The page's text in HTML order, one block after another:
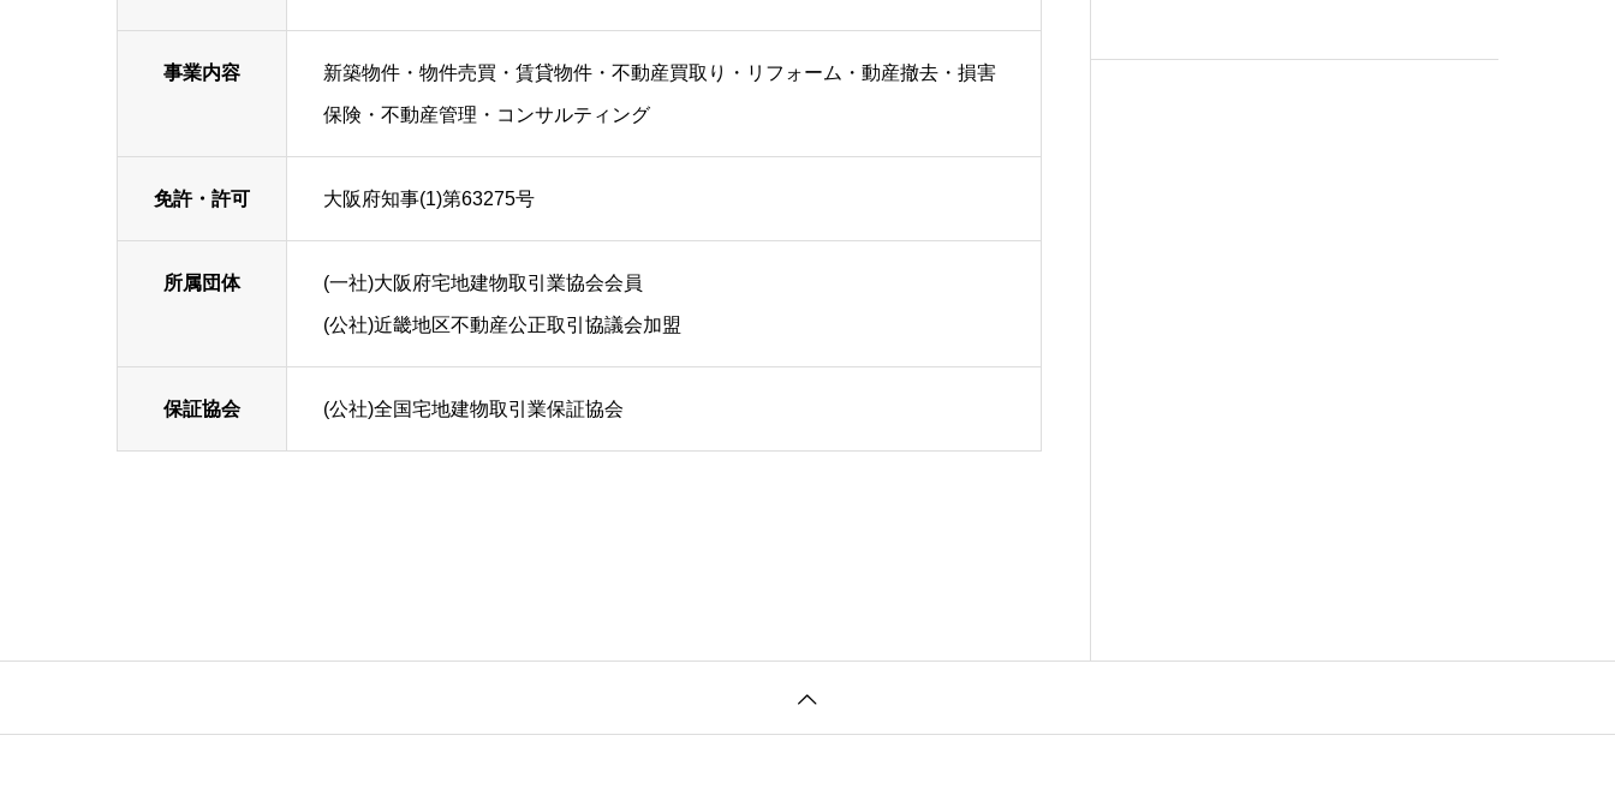
事業内容 新築物件・物件売買・賃貸物件・不動産買取り・リフォーム・動産撤去・損害
保険・不動産管理・コンサルティング
免許・許可 大阪府知事(1)第63275号
所属団体 (一社)大阪府宅地建物取引業協会会員
(公社)近畿地区不動産公正取引協議会加盟
保証協会 (公社)全国宅地建物取引業保証協会